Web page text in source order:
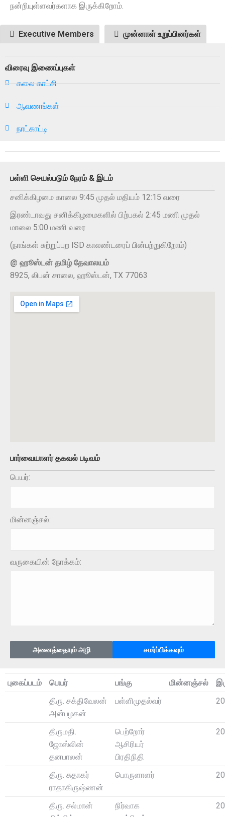
நன்றியுள்ளவர்களாக இருக்கிறோம்.
Executive Members முன்னாள் உறுப்பினர்கள்
விரைவு இணைப்புகள்
கலை காட்சி
ஆவணங்கள்
நாட்காட்டி
பள்ளி செயல்படும் நேரம் & இடம்
சனிக்கிழமை காலை 9:45 முதல் மதியம் 12:15 வரை
இரண்டாவது சனிக்கிழமைகளில் பிற்பகல் 2:45 மணி முதல்
மாலை 5:00 மணி வரை
(நாங்கள் சுற்றுப்புற ISD காலண்டரைப் பின்பற்றுகிறோம்)
@ ஹூஸ்டன் தமிழ் தேவாலயம்
8925, லிபன் சாலை, ஹூஸ்டன், TX 77063
பார்வையாளர் தகவல் படிவம்
பெயர்:
மின்னஞ்சல்:
வருகையின் நோக்கம்:
புகைப்படம் பெயர் பங்கு மின்னஞ்சல்
திரு. சக்திவேலன்
அன்பழகன்
பள்ளிமுதல்வர்
திருமதி.
ஜோஸ்லின்
தனபாலன்
பெற்றோர்
ஆசிரியர்
பிரதிநிதி
திரு. சுதாகர்
ராதாகிருஷ்ணன்
பொருளாளர்
திரு. சல்மான்
நிர்வாக